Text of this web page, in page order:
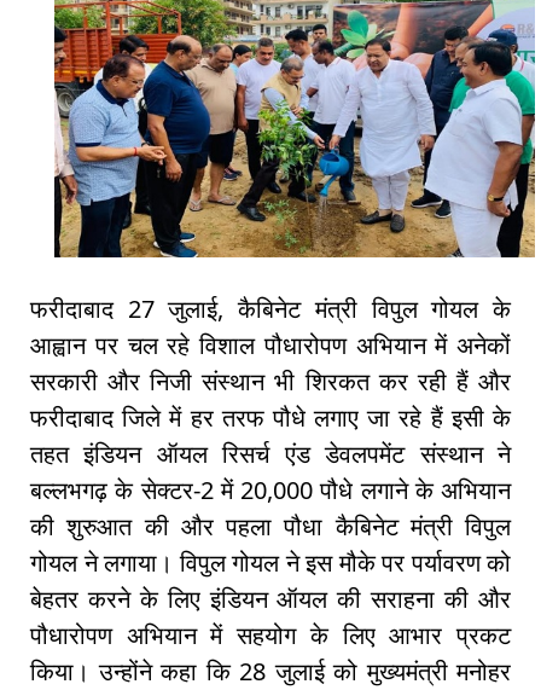
फरीदाबाद 27 जुलाई, कैबिनेट मंत्री विपुल गोयल के
आह्वान पर चल रहे विशाल पौधारोपण अभियान में अनेकों
सरकारी और निजी संस्थान भी शिरकत कर रही हैं और
फरीदाबाद जिले में हर तरफ पौधे लगाए जा रहे हैं इसी के
तहत इंडियन ऑयल रिसर्च एंड डेवलपमेंट संस्थान ने
बल्लभगढ़ के सेक्टर-2 में 20,000 पौधे लगाने के अभियान
की शुरुआत की और पहला पौधा कैबिनेट मंत्री विपुल
गोयल ने लगाया। विपुल गोयल ने इस मौके पर पर्यावरण को
बेहतर करने के लिए इंडियन ऑयल की सराहना की और
पौधारोपण अभियान में सहयोग के लिए आभार प्रकट
किया। उन्होंने कहा कि 28 जुलाई को मुख्यमंत्री मनोहर